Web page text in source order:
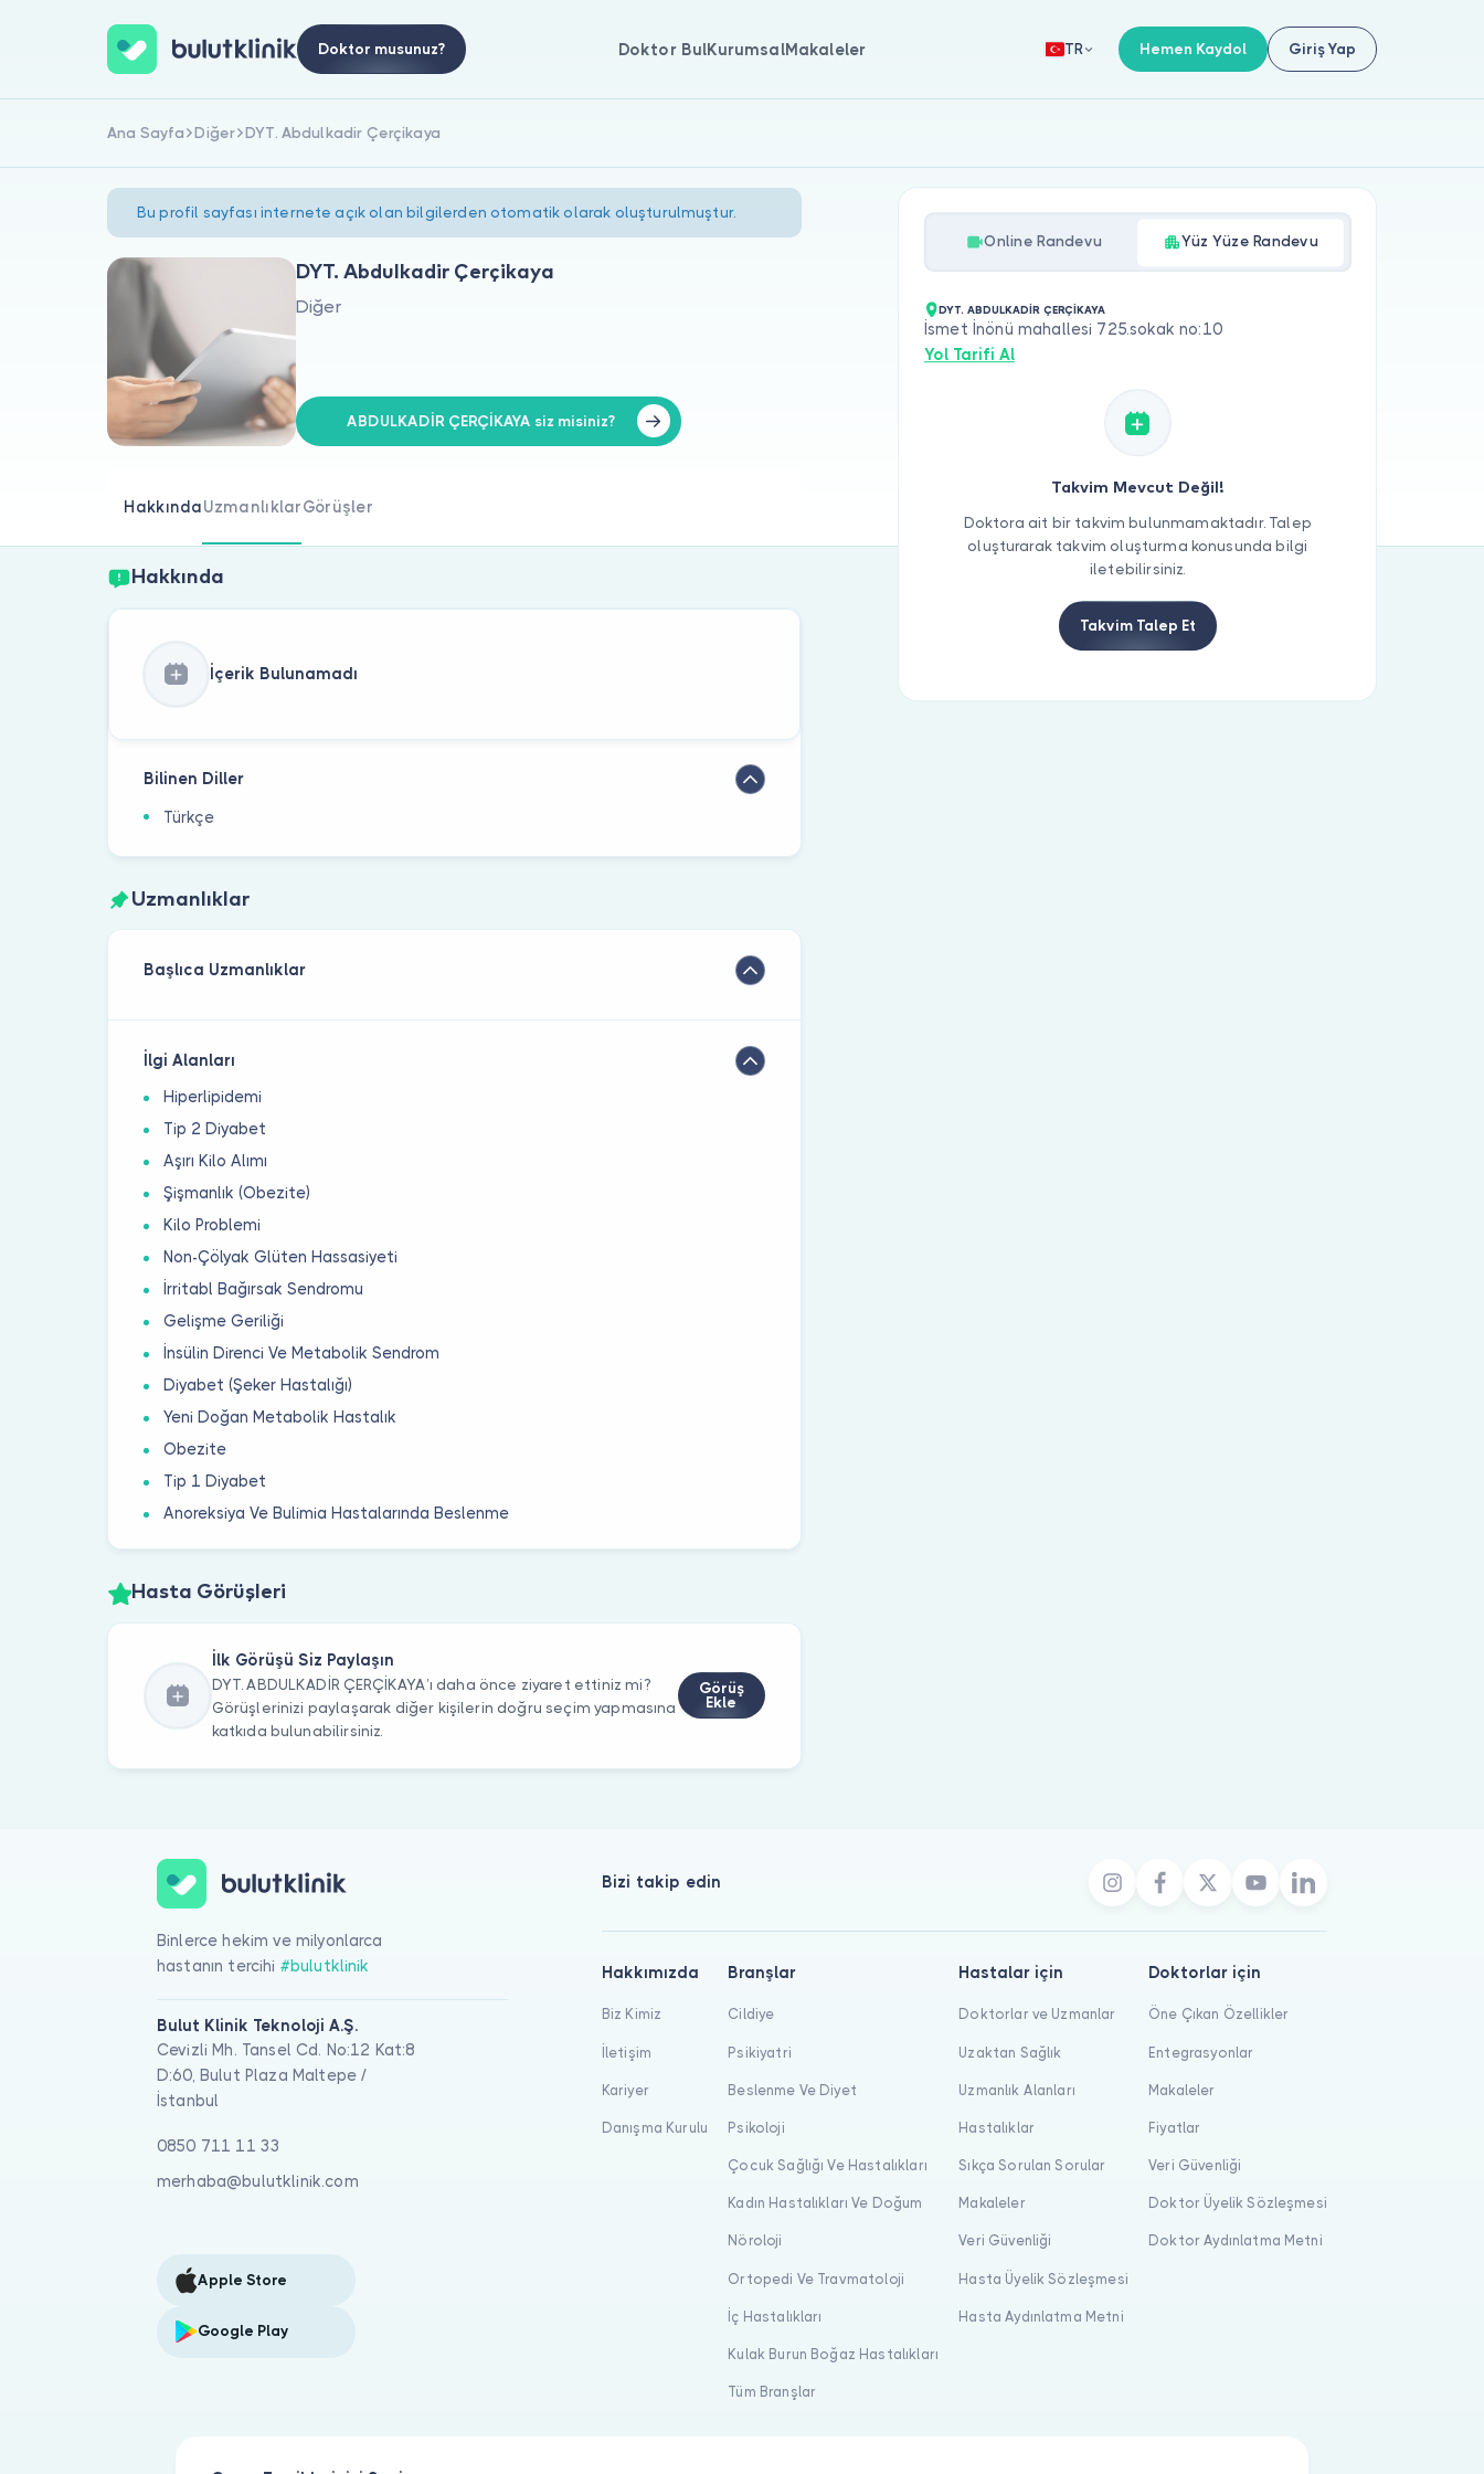
Doktor musunuz? Doktor BulKurumsalMakaleler TR Hemen Kaydol Giriş Yap
Ana Sayfa Diğer DYT. Abdulkadir Çerçikaya
Bu profil sayfası internete açık olan bilgilerden otomatik olarak oluşturulmuştur.
DYT. Abdulkadir Çerçikaya
Diğer
ABDULKADİR ÇERÇİKAYA siz misiniz?
HakkındaUzmanlıklarGörüşler
Hakkında
İçerik Bulunamadı
Bilinen Diller
Türkçe
Uzmanlıklar
Başlıca Uzmanlıklar
İlgi Alanları
Hiperlipidemi
Tip 2 Diyabet
Aşırı Kilo Alımı
Şişmanlık (Obezite)
Kilo Problemi
Non-Çölyak Glüten Hassasiyeti
İrritabl Bağırsak Sendromu
Gelişme Geriliği
İnsülin Direnci Ve Metabolik Sendrom
Diyabet (Şeker Hastalığı)
Yeni Doğan Metabolik Hastalık
Obezite
Tip 1 Diyabet
Anoreksiya Ve Bulimia Hastalarında Beslenme
Hasta Görüşleri
İlk Görüşü Siz Paylaşın
DYT. ABDULKADİR ÇERÇİKAYA’ı daha önce ziyaret ettiniz mi?
Görüşlerinizi paylaşarak diğer kişilerin doğru seçim yapmasına
katkıda bulunabilirsiniz.
Görüş
Ekle
Online Randevu Yüz Yüze Randevu
DYT. ABDULKADİR ÇERÇİKAYA
İsmet İnönü mahallesi 725.sokak no:10
Yol Tarifi Al
Takvim Mevcut Değil!
Doktora ait bir takvim bulunmamaktadır. Talep
oluşturarak takvim oluşturma konusunda bilgi
iletebilirsiniz.
Takvim Talep Et
Binlerce hekim ve milyonlarca
hastanın tercihi #bulutklinik
Bulut Klinik Teknoloji A.Ş.
Cevizli Mh. Tansel Cd. No:12 Kat:8
D:60, Bulut Plaza Maltepe /
İstanbul
0850 711 11 33
merhaba@bulutklinik.com
Apple Store
Google Play
Bizi takip edin
Hakkımızda
Biz Kimiz
İletişim
Kariyer
Danışma Kurulu
Branşlar
Cildiye
Psikiyatri
Beslenme Ve Diyet
Psikoloji
Çocuk Sağlığı Ve Hastalıkları
Kadın Hastalıkları Ve Doğum
Nöroloji
Ortopedi Ve Travmatoloji
İç Hastalıkları
Kulak Burun Boğaz Hastalıkları
Tüm Branşlar
Hastalar için
Doktorlar ve Uzmanlar
Uzaktan Sağlık
Uzmanlık Alanları
Hastalıklar
Sıkça Sorulan Sorular
Makaleler
Veri Güvenliği
Hasta Üyelik Sözleşmesi
Hasta Aydınlatma Metni
Doktorlar için
Öne Çıkan Özellikler
Entegrasyonlar
Makaleler
Fiyatlar
Veri Güvenliği
Doktor Üyelik Sözleşmesi
Doktor Aydınlatma Metni